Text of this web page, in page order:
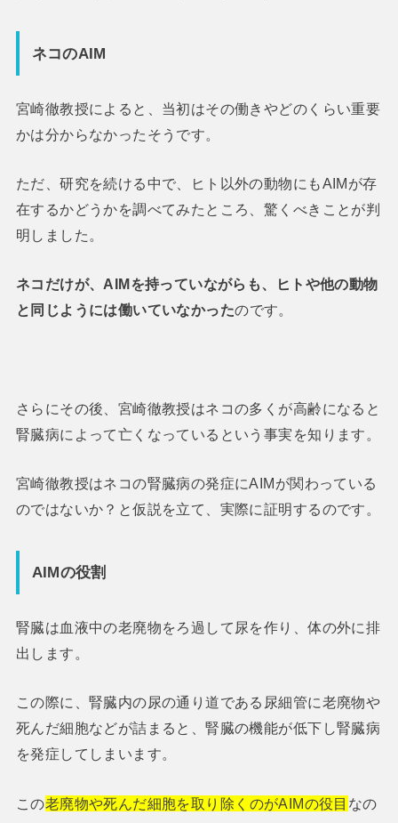
ネコのAIM
宮崎徹教授によると、当初はその働きやどのくらい重要
かは分からなかったそうです。
ただ、研究を続ける中で、ヒト以外の動物にもAIMが存
在するかどうかを調べてみたところ、驚くべきことが判
明しました。
ネコだけが、AIMを持っていながらも、ヒトや他の動物
と同じようには働いていなかったのです。
さらにその後、宮崎徹教授はネコの多くが高齢になると
腎臓病によって亡くなっているという事実を知ります。
宮崎徹教授はネコの腎臓病の発症にAIMが関わっている
のではないか？と仮説を立て、実際に証明するのです。
AIMの役割
腎臓は血液中の老廃物をろ過して尿を作り、体の外に排
出します。
この際に、腎臓内の尿の通り道である尿細管に老廃物や
死んだ細胞などが詰まると、腎臓の機能が低下し腎臓病
を発症してしまいます。
この老廃物や死んだ細胞を取り除くのがAIMの役目 なの